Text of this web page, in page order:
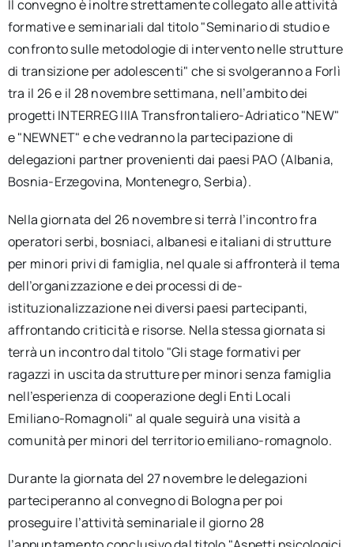
Il convegno è inoltre strettamente collegato alle attività
formative e seminariali dal titolo "Seminario di studio e
confronto sulle metodologie di intervento nelle strutture
di transizione per adolescenti" che si svolgeranno a Forlì
tra il 26 e il 28 novembre settimana, nell’ambito dei
progetti INTERREG IIIA Transfrontaliero-Adriatico "NEW"
e "NEWNET" e che vedranno la partecipazione di
delegazioni partner provenienti dai paesi PAO (Albania,
Bosnia-Erzegovina, Montenegro, Serbia).
Nella giornata del 26 novembre si terrà l’incontro fra
operatori serbi, bosniaci, albanesi e italiani di strutture
per minori privi di famiglia, nel quale si affronterà il tema
dell’organizzazione e dei processi di de-
istituzionalizzazione nei diversi paesi partecipanti,
affrontando criticità e risorse. Nella stessa giornata si
terrà un incontro dal titolo "Gli stage formativi per
ragazzi in uscita da strutture per minori senza famiglia
nell’esperienza di cooperazione degli Enti Locali
Emiliano-Romagnoli" al quale seguirà una visità a
comunità per minori del territorio emiliano-romagnolo.
Durante la giornata del 27 novembre le delegazioni
parteciperanno al convegno di Bologna per poi
proseguire l’attività seminariale il giorno 28